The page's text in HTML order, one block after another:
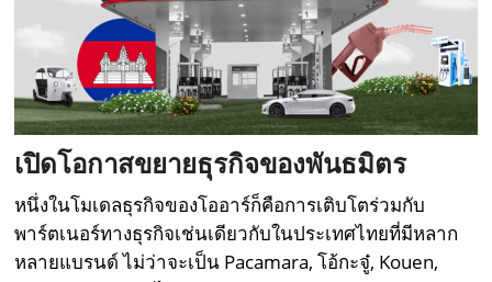
เปิดโอกาสขยายธุรกิจของพันธมิตร
หนึ่งในโมเดลธุรกิจของโออาร์ก็คือการเติบโตร่วมกับ
พาร์ตเนอร์ทางธุรกิจเช่นเดียวกับในประเทศไทยที่มีหลาก
หลายแบรนด์ ไม่ว่าจะเป็น Pacamara, โอ้กะจู๋, Kouen,